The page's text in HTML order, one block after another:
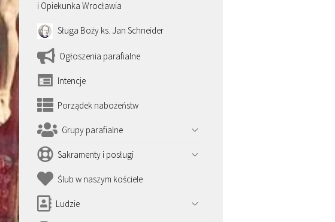
i Opiekunka Wrocławia
Sługa Boży ks. Jan Schneider
Ogłoszenia parafialne
Intencje
Porządek nabożeństw
Grupy parafialne
Sakramenty i posługi
Ślub w naszym kościele
Ludzie